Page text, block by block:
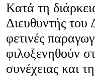
Κατά τη
Διευθυντής
φετινές
φιλοξενηθούν
συνέχειας και